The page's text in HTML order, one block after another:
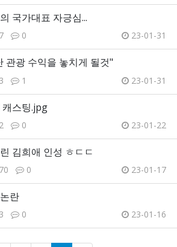
국가대표 자긍심...
0 23-01-31
관광 수익을 놓치게 될것"
1 23-01-31
캐스팅.jpg
0 23-01-22
김희애 인성 ㅎㄷㄷ
0 23-01-17
란
0 23-01-16